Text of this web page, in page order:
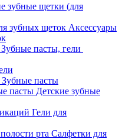
зубные щетки (для
Аксессуары
Зубные пасты, гели
Зубные пасты
Детские зубные
Гели для
Салфетки для